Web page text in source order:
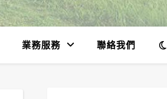
業務服務 聯絡我們